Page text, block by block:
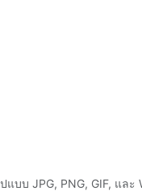
แบบ JPG, PNG, GIF, และ